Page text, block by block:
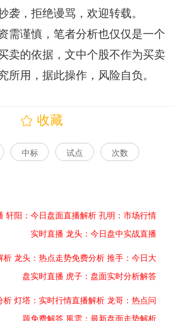
袭，拒绝谩骂，欢迎转载。
需谨慎，笔者分析也仅仅是一个
卖的依据，文中个股不作为买卖
所用，据此操作，风险自负。
收藏
中标 试点 次数
轩阳：今日盘面直播解析 孔明：市场行情
实时直播 龙头：今日盘中实战直播
析 龙头：热点走势免费分析 推手：今日大
盘实时直播 虎子：盘面实时分析解答
析 灯塔：实时行情直播解析 龙哥：热点问
题免费解答 風雲：最新盘面走势解析